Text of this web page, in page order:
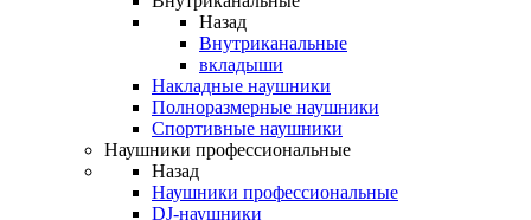
Назад
Внутриканальные
вкладыши
Накладные наушники
Полноразмерные наушники
Спортивные наушники
Наушники профессиональные
Назад
Наушники профессиональные
DJ-наушники